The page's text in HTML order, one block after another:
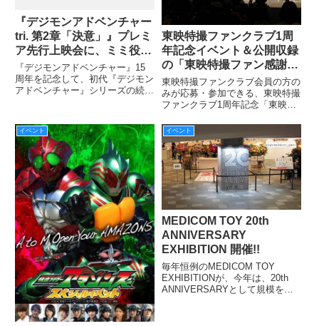
『デジモンアドベンチャー
tri. 第2章「決意」』プレミ
ア先行上映会に、ミミ役の
吉田仁美と丈役の池田純矢
が登壇!
『デジモンアドベンチャー』15
周年を記念して、初代『デジモン
アドベンチャー』シリーズの続編
章がいよいよ3/12（土）より劇場
上映されます。 それに先立ち、
2/11（木・祝）
東映特撮ファンクラブ1周
年記念イベント＆公開収録
の「東映特撮ファン感謝祭
2016」が10/30に開催！第
1部の模様を少しだけご紹
介します!!
東映特撮ファンクラブ会員の方の
みが応募・参加できる、東映特撮
ファンクラブ1周年記念「東映特
10/30（日）に、2部構成の入れ替
え制で行われました！
イベント イベント
MEDICOM TOY 20th
ANNIVERSARY
EXHIBITION 開催!!
毎年恒例のMEDICOM TOY
EXHIBITIONが、今年は、20th
ANNIVERSARYとして規模を拡